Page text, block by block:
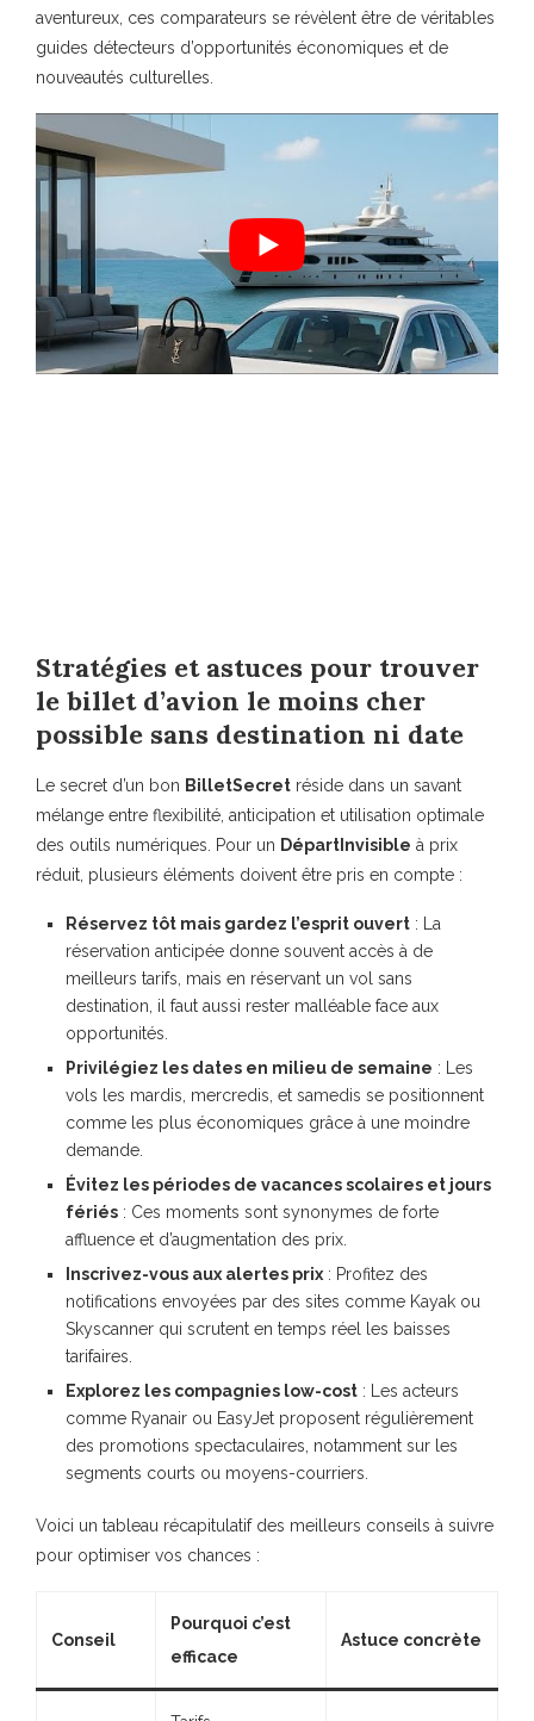
aventureux, ces comparateurs se révèlent être de véritables
guides détecteurs d’opportunités économiques et de
nouveautés culturelles.
Stratégies et astuces pour trouver
le billet d’avion le moins cher
possible sans destination ni date
Le secret d’un bon BilletSecret réside dans un savant
mélange entre flexibilité, anticipation et utilisation optimale
des outils numériques. Pour un DépartInvisible à prix
réduit, plusieurs éléments doivent être pris en compte :
Réservez tôt mais gardez l’esprit ouvert : La
réservation anticipée donne souvent accès à de
meilleurs tarifs, mais en réservant un vol sans
destination, il faut aussi rester malléable face aux
opportunités.
Privilégiez les dates en milieu de semaine : Les
vols les mardis, mercredis, et samedis se positionnent
comme les plus économiques grâce à une moindre
demande.
Évitez les périodes de vacances scolaires et jours
fériés : Ces moments sont synonymes de forte
affluence et d’augmentation des prix.
Inscrivez-vous aux alertes prix : Profitez des
notifications envoyées par des sites comme Kayak ou
Skyscanner qui scrutent en temps réel les baisses
tarifaires.
Explorez les compagnies low-cost : Les acteurs
comme Ryanair ou EasyJet proposent régulièrement
des promotions spectaculaires, notamment sur les
segments courts ou moyens-courriers.
Voici un tableau récapitulatif des meilleurs conseils à suivre
pour optimiser vos chances :
Conseil
Pourquoi c’est
efficace
Astuce concrète